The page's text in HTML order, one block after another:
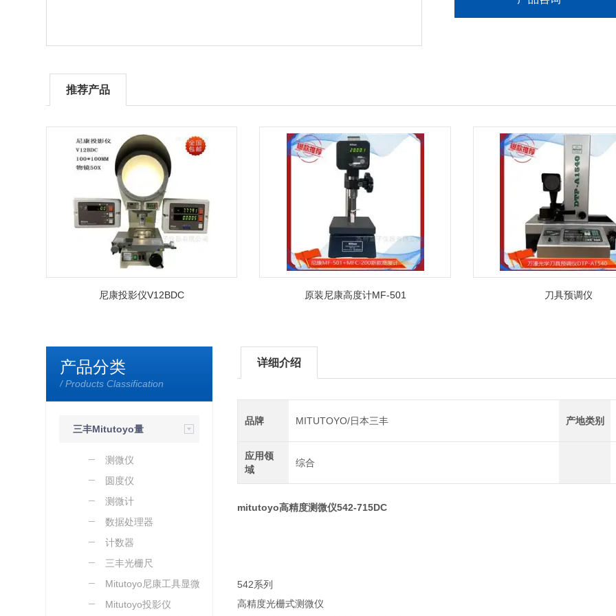
推荐产品
尼康投影仪V12BDC 原装尼康高度计MF-501 刀具预调仪
产品分类
/ Products Classification
三丰Mitutoyo量
测微仪
圆度仪
测微计
数据处理器
计数器
三丰光栅尺
Mitutoyo尼康工具显微镜
Mitutoyo投影仪
详细介绍
品牌 MITUTOYO/日本三丰 产地类别
应用领
域
综合
mitutoyo高精度测微仪542-715DC
542系列
高精度光栅式测微仪